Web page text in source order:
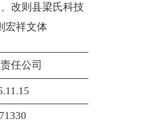
改则县梁氏科技
宏祥文体
任公司